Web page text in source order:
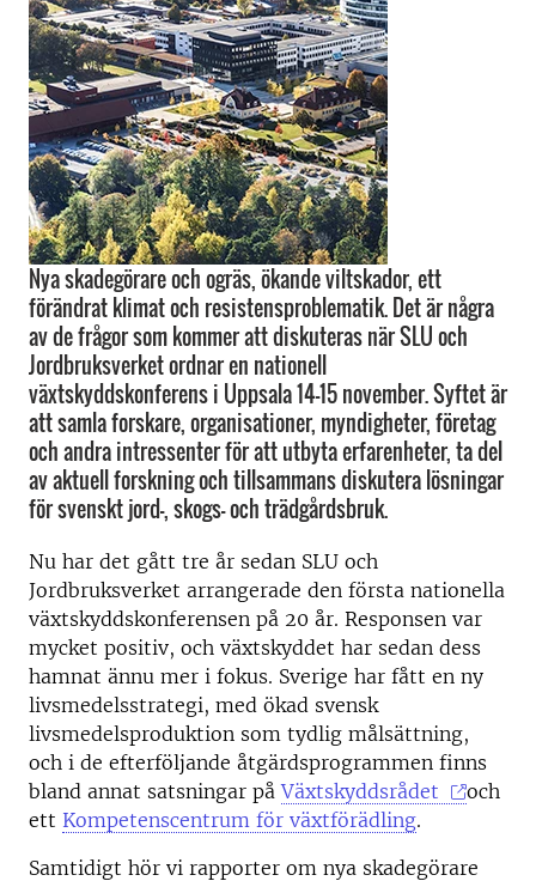
Nya skadegörare och ogräs, ökande viltskador, ett
förändrat klimat och resistensproblematik. Det är några
av de frågor som kommer att diskuteras när SLU och
Jordbruksverket ordnar en nationell
växtskyddskonferens i Uppsala 14–15 november. Syftet är
att samla forskare, organisationer, myndigheter, företag
och andra intressenter för att utbyta erfarenheter, ta del
av aktuell forskning och tillsammans diskutera lösningar
för svenskt jord-, skogs- och trädgårdsbruk.
Nu har det gått tre år sedan SLU och
Jordbruksverket arrangerade den första nationella
växtskyddskonferensen på 20 år. Responsen var
mycket positiv, och växtskyddet har sedan dess
hamnat ännu mer i fokus. Sverige har fått en ny
livsmedelsstrategi, med ökad svensk
livsmedelsproduktion som tydlig målsättning,
och i de efterföljande åtgärdsprogrammen finns
bland annat satsningar påVäxtskyddsrådet
och
ett Kompetenscentrum för växtförädling.
Samtidigt hör vi rapporter om nya skadegörare